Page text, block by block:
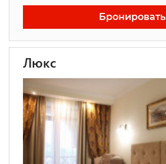
Бронировать
Люкс